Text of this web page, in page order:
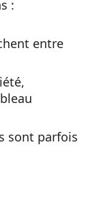
:
entre
sont parfois